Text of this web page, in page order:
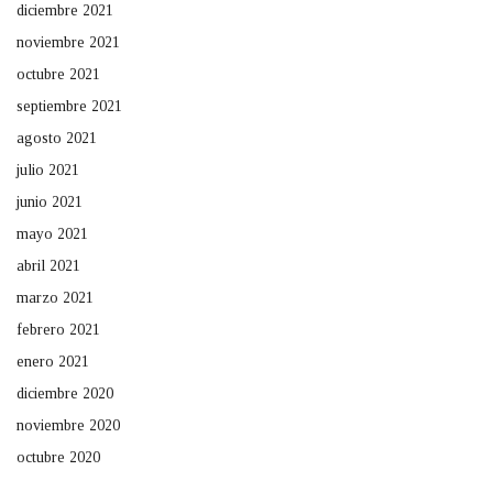
diciembre 2021
noviembre 2021
octubre 2021
septiembre 2021
agosto 2021
julio 2021
junio 2021
mayo 2021
abril 2021
marzo 2021
febrero 2021
enero 2021
diciembre 2020
noviembre 2020
octubre 2020